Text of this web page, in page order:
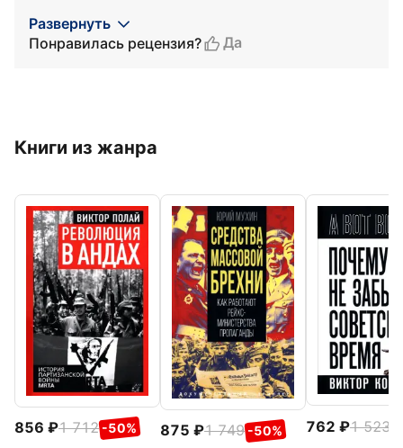
Развернуть
Понравилась рецензия?
Да
Книги из жанра
856 1 712 -50% 875 1 749 -50% 762 1 523